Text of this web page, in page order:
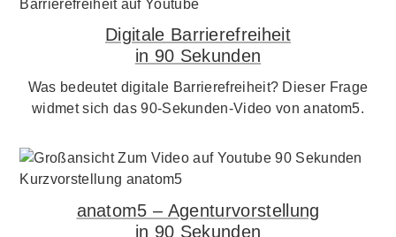
Digitale Barrierefreiheit
in 90 Sekunden
Was bedeutet digitale Barrierefreiheit? Dieser Frage
widmet sich das 90-Sekunden-Video von anatom5.
anatom5 – Agenturvorstellung
in 90 Sekunden